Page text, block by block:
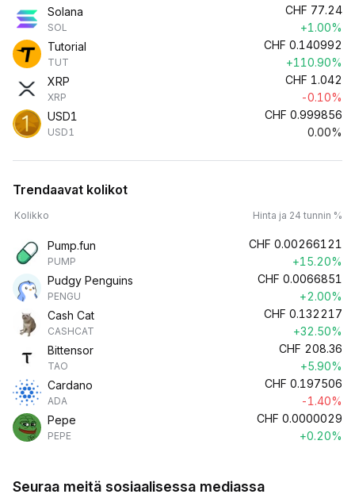
Solana
SOL
CHF 77.24
+1.00%
Tutorial
TUT
CHF 0.140992
+110.90%
XRP
XRP
CHF 1.042
-0.10%
USD1
USD1
CHF 0.999856
0.00%
Trendaavat kolikot
Kolikko Hinta ja 24 tunnin %
Pump.fun
PUMP
CHF 0.00266121
+15.20%
Pudgy Penguins
PENGU
CHF 0.0066851
+2.00%
Cash Cat
CASHCAT
CHF 0.132217
+32.50%
Bittensor
TAO
CHF 208.36
+5.90%
Cardano
ADA
CHF 0.197506
-1.40%
Pepe
PEPE
CHF 0.0000029
+0.20%
Seuraa meitä sosiaalisessa mediassa